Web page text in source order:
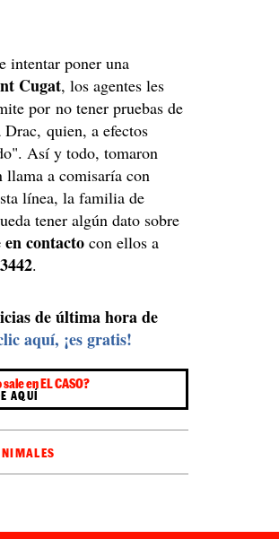
intentar poner una
Cugat, los agentes les
por no tener pruebas de
quien, a efectos
Así y todo, tomaron
a comisaría con
línea, la familia de
tener algún dato sobre
en contactocon ellos a
.
de última hora de
aquí, ¡es gratis!
en EL CASO?
AQUÍ